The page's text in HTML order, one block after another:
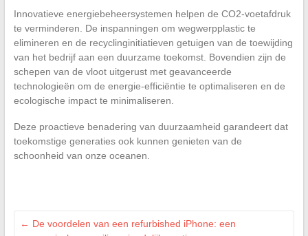
Innovatieve energiebeheersystemen helpen de CO2-voetafdruk
te verminderen. De inspanningen om wegwerpplastic te
elimineren en de recyclinginitiatieven getuigen van de toewijding
van het bedrijf aan een duurzame toekomst. Bovendien zijn de
schepen van de vloot uitgerust met geavanceerde
technologieën om de energie-efficiëntie te optimaliseren en de
ecologische impact te minimaliseren.
Deze proactieve benadering van duurzaamheid garandeert dat
toekomstige generaties ook kunnen genieten van de
schoonheid van onze oceanen.
← De voordelen van een refurbished iPhone: een